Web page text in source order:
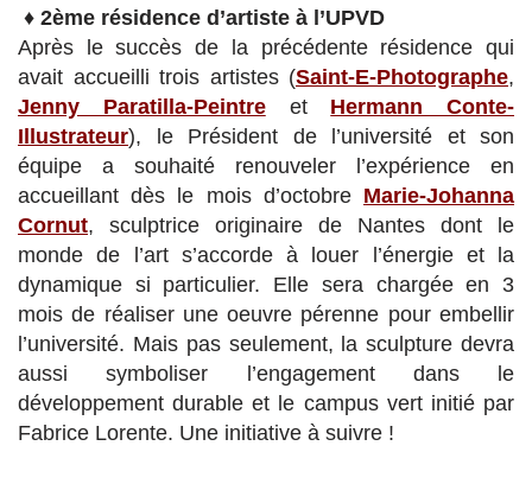
♦ 2ème résidence d’artiste à l’UPVD
Après le succès de la précédente résidence qui
avait accueilli trois artistes (Saint-E-Photographe,
Jenny Paratilla-Peintreet Hermann Conte-
Illustrateur), le Président de l’université et son
équipe a souhaité renouveler l’expérience en
accueillant dès le mois d’octobre Marie-Johanna
Cornut, sculptrice originaire de Nantes dont le
monde de l’art s’accorde à louer l’énergie et la
dynamique si particulier. Elle sera chargée en 3
mois de réaliser une oeuvre pérenne pour embellir
l’université. Mais pas seulement, la sculpture devra
aussi symboliser l’engagement dans le
développement durable et le campus vert initié par
Fabrice Lorente. Une initiative à suivre !